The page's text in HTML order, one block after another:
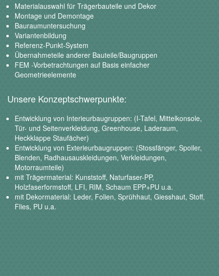
Materialauswahl für Trägerbauteile und Dekor
Montage und Demontage
Bauraumuntersuchung
Variantenbildung
Referenz-Punkt-System
Übernahmeteile anderer Bauteile/Baugruppen
FEM -Vorbetrachtungen auf Basis einfacher
Geometrieelemente
Unsere Konzeptschwerpunkte:
Entwicklung von Interieurbaugruppen: (I-Tafel, Mittelkonsole,
Tür- und Seitenverkleidung, Greenhouse, Laderaum,
Heckklappe Staufächer)
Entwicklung von Exterieurbaugruppen: (Stossfänger, Spoiler,
Blenden, Radhausauskleidungen, Verkleidungen,
Motorraumteile)
mit Trägermaterial: Kunststoff, Naturfaser-PP,
Holzfaserformstoff, LFI, RIM, Schaum EPP+PU u.a.
mit Dekormaterial: Leder, Folien, Sprühhaut, Giesshaut, Stoff,
Flies, PU u.a.